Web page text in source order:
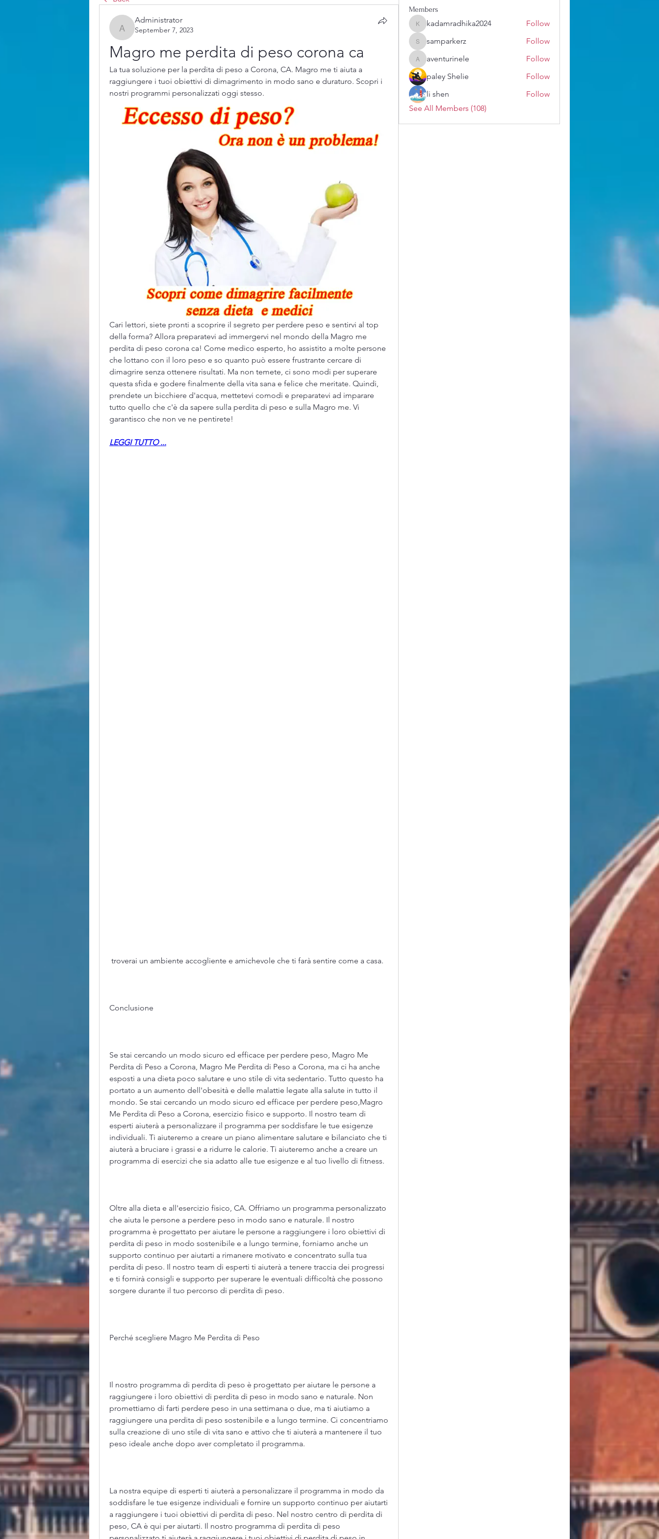
Administrator
Administrator
September 7, 2023
Magro me perdita di peso corona ca
La tua soluzione per la perdita di peso a Corona, CA. Magro me ti aiuta a
raggiungere i tuoi obiettivi di dimagrimento in modo sano e duraturo. Scopri i
nostri programmi personalizzati oggi stesso.
Cari lettori, siete pronti a scoprire il segreto per perdere peso e sentirvi al top
della forma? Allora preparatevi ad immergervi nel mondo della Magro me
perdita di peso corona ca! Come medico esperto, ho assistito a molte persone
che lottano con il loro peso e so quanto può essere frustrante cercare di
dimagrire senza ottenere risultati. Ma non temete, ci sono modi per superare
questa sfida e godere finalmente della vita sana e felice che meritate. Quindi,
prendete un bicchiere d'acqua, mettetevi comodi e preparatevi ad imparare
tutto quello che c'è da sapere sulla perdita di peso e sulla Magro me. Vi
garantisco che non ve ne pentirete!
LEGGI TUTTO ...
troverai un ambiente accogliente e amichevole che ti farà sentire come a casa.
Conclusione
Se stai cercando un modo sicuro ed efficace per perdere peso, Magro Me
Perdita di Peso a Corona, Magro Me Perdita di Peso a Corona, ma ci ha anche
esposti a una dieta poco salutare e uno stile di vita sedentario. Tutto questo ha
portato a un aumento dell'obesità e delle malattie legate alla salute in tutto il
mondo. Se stai cercando un modo sicuro ed efficace per perdere peso,Magro
Me Perdita di Peso a Corona, esercizio fisico e supporto. Il nostro team di
esperti aiuterà a personalizzare il programma per soddisfare le tue esigenze
individuali. Ti aiuteremo a creare un piano alimentare salutare e bilanciato che ti
aiuterà a bruciare i grassi e a ridurre le calorie. Ti aiuteremo anche a creare un
programma di esercizi che sia adatto alle tue esigenze e al tuo livello di fitness.
Oltre alla dieta e all'esercizio fisico, CA. Offriamo un programma personalizzato
che aiuta le persone a perdere peso in modo sano e naturale. Il nostro
programma è progettato per aiutare le persone a raggiungere i loro obiettivi di
perdita di peso in modo sostenibile e a lungo termine, forniamo anche un
supporto continuo per aiutarti a rimanere motivato e concentrato sulla tua
perdita di peso. Il nostro team di esperti ti aiuterà a tenere traccia dei progressi
e ti fornirà consigli e supporto per superare le eventuali difficoltà che possono
sorgere durante il tuo percorso di perdita di peso.
Perché scegliere Magro Me Perdita di Peso
Il nostro programma di perdita di peso è progettato per aiutare le persone a
raggiungere i loro obiettivi di perdita di peso in modo sano e naturale. Non
promettiamo di farti perdere peso in una settimana o due, ma ti aiutiamo a
raggiungere una perdita di peso sostenibile e a lungo termine. Ci concentriamo
sulla creazione di uno stile di vita sano e attivo che ti aiuterà a mantenere il tuo
peso ideale anche dopo aver completato il programma.
La nostra equipe di esperti ti aiuterà a personalizzare il programma in modo da
soddisfare le tue esigenze individuali e fornire un supporto continuo per aiutarti
a raggiungere i tuoi obiettivi di perdita di peso. Nel nostro centro di perdita di
peso, CA è qui per aiutarti. Il nostro programma di perdita di peso
Members
kadamradhika2024
kadamradhika2024 Follow
samparkerz
samparkerz Follow
aventurinele
aventurinele
Follow
paley Shelie
Follow
li shen
Follow
See All Members (108)